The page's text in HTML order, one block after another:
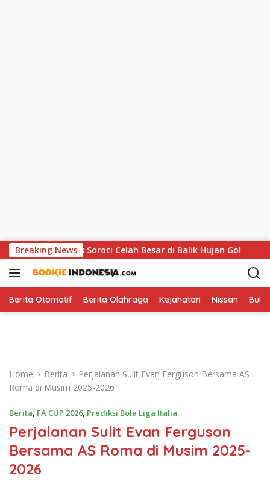
k
p
o
Breaking News
Matthaus Soroti Celah Besar di Balik Hujan Gol
Berita Otomotif Berita Olahraga Kejahatan Nissan
Home Berita
Perjalanan Sulit Evan Ferguson Bersama AS
Roma di Musim 2025-2026
Berita, FA CUP 2026, Prediksi Bola Liga Italia
Perjalanan Sulit Evan Ferguson
Bersama AS Roma di Musim 2025-
2026